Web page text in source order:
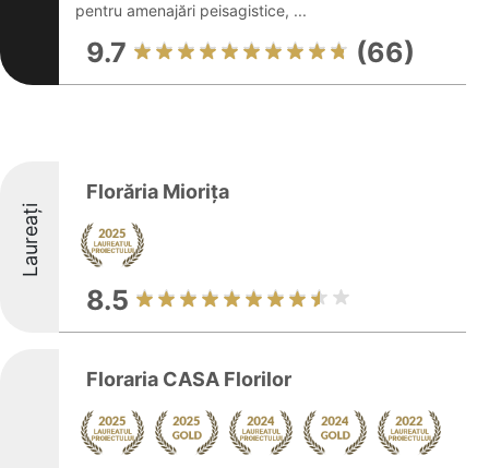
pentru amenajări peisagistice, ...
9.7 (66)
Laureați
Florăria Miorița
8.5
Floraria CASA Florilor